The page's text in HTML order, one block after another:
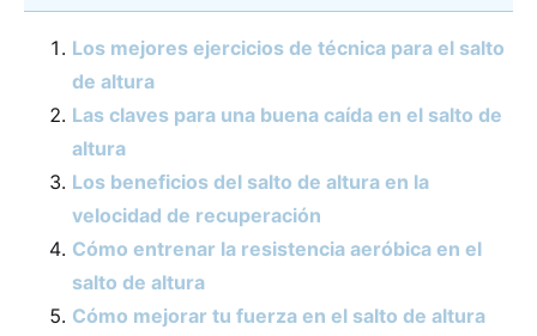
Los mejores ejercicios de técnica para el salto
de altura
Las claves para una buena caída en el salto de
altura
Los beneficios del salto de altura en la
velocidad de recuperación
Cómo entrenar la resistencia aeróbica en el
salto de altura
Cómo mejorar tu fuerza en el salto de altura